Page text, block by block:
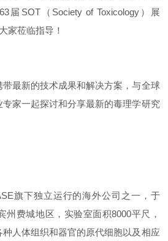
届SOT（Society of Toxicology）展
家莅临指导！
最新的技术成果和解决方案，与全球
家一起探讨和分享最新的毒理学研究
旗下独立运行的海外公司之一，于
州费城地区，实验室面积8000平尺，
人体组织和器官的原代细胞以及相应